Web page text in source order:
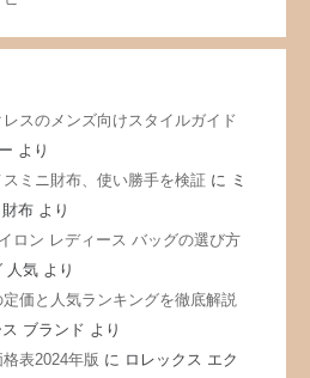
スのメンズ向けスタイルガイド
より
ミニ財布、使い勝手を検証に ミ
布より
ロン レディース バッグの選び方
人気より
価と人気ランキングを徹底解説
ブランド より
表2024年版 に ロレックス エク